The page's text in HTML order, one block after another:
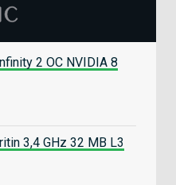
2 OC NVIDIA 8
3,4 GHz 32 MB L3